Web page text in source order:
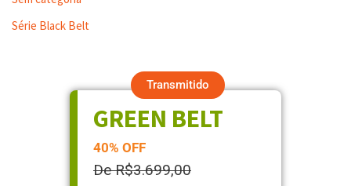
Série Black Belt
Transmitido
GREEN BELT
40% OFF
De R$3.699,00